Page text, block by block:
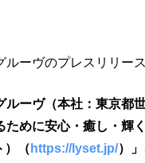
ルーヴのプレスリリース
ルーヴ（本社：東京都
ために安心・癒し・輝
）（ https://lyset.jp/）